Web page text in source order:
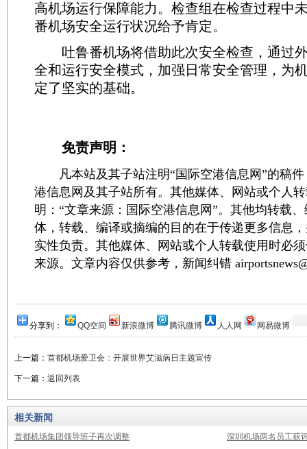
高机场运行保障能力。检查组在检查过程中
番机场安全运行状况给予肯定。
吐鲁番机场将借助此次安全检查，通过
全和运行安全模式，加强日常安全管理，为
定了坚实的基础。
免责声明：
凡本站及其子站注明“国际空港信息网”的稿件
港信息网及其子站所有。其他媒体、网站或个人
明：“文章来源：国际空港信息网”。其他均转载
体，转载、编译或摘编的目的在于传递更多信息
实性负责。其他媒体、网站或个人转载使用时必
来源。文章内容仅供参考，新闻纠错
分享到： QQ空间 新浪微博 腾讯微博 人人网 网易微博
上一篇： 首都机场爱卫会：开展世界艾滋病日主题宣传
下一篇： 返回列表
相关新闻
首都机场集团领导班子再次调整
深圳机场两名员工获